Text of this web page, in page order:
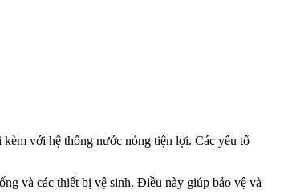
với hệ thống nước nóng tiện lợi. Các yếu tố
và các thiết bị vệ sinh. Điều này giúp bảo vệ và